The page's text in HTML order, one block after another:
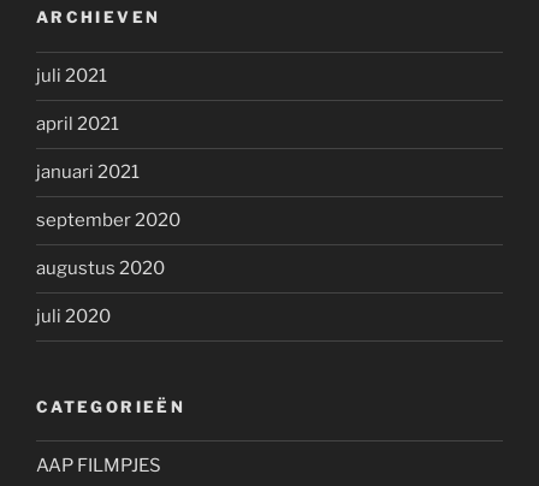
ARCHIEVEN
juli 2021
april 2021
januari 2021
september 2020
augustus 2020
juli 2020
CATEGORIEËN
AAP FILMPJES